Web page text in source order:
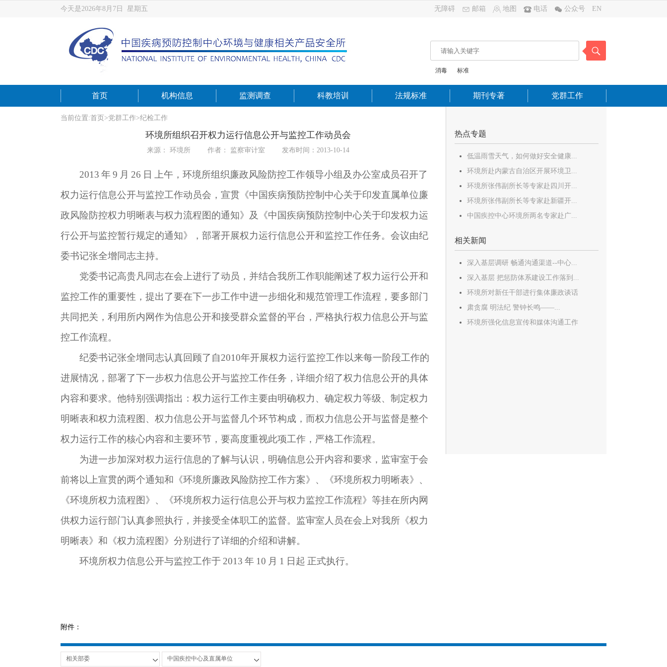
今天是2026年8月7日 星期五 无障碍 邮箱 地图 电话 公众号 EN
消毒 标准
首页 机构信息 监测调查 科教培训 法规标准 期刊专著 党群工作
当前位置:首页 >党群工作>纪检工作
环境所组织召开权力运行信息公开与监控工作动员会
来源： 环境所 作者： 监察审计室 发布时间：2013-10-14
2013 年9 月 26 日
上午，环境所组织廉政风险防控工作领导小组及办公室成员召开了
权力运行信息公开与监控工作动员会，宣贯《中国疾病预防控制中心关于印发直属单位廉
政风险防控权力明晰表与权力流程图的通知》及《中国疾病预防控制中心关于印发权力运
行公开与监控暂行规定的通知》，部署开展权力运行信息公开和监控工作任务。会议由纪
委书记张全增同志主持。
党委书记高贵凡同志在会上进行了动员，并结合我所工作职能阐述了权力运行公开和
监控工作的重要性，提出了要在下一步工作中进一步细化和规范管理工作流程，要多部门
共同把关，利用所内网作为信息公开和接受群众监督的平台，严格执行权力信息公开与监
控工作流程。
纪委书记张全增同志认真回顾了自2010年开展权力运行监控工作以来每一阶段工作的
进展情况，部署了下一步权力信息公开与监控工作任务，详细介绍了权力信息公开的具体
内容和要求。他特别强调指出：权力运行工作主要由明确权力、确定权力等级、制定权力
明晰表和权力流程图、权力信息公开与监督几个环节构成，而权力信息公开与监督是整个
权力运行工作的核心内容和主要环节，要高度重视此项工作，严格工作流程。
为进一步加深对权力运行信息的了解与认识，明确信息公开内容和要求，监审室于会
前将以上宣贯的两个通知和《环境所廉政风险防控工作方案》、《环境所权力明晰表》、
《环境所权力流程图》、《环境所权力运行信息公开与权力监控工作流程》等挂在所内网
供权力运行部门认真参照执行，并接受全体职工的监督。监审室人员在会上对我所《权力
明晰表》和《权力流程图》分别进行了详细的介绍和讲解。
环境所权力信息公开与监控工作于 2013 年 10 月 1 日起 正式执行。
附件：
热点专题
低温雨雪天气，如何做好安全健康...
环境所赴内蒙古自治区开展环境卫...
环境所张伟副所长等专家赴四川开...
环境所张伟副所长等专家赴新疆开...
中国疾控中心环境所两名专家赴广...
相关新闻
深入基层调研 畅通沟通渠道--中心...
深入基层 把惩防体系建设工作落到...
环境所对新任干部进行集体廉政谈话
肃贪腐 明法纪 警钟长鸣——...
环境所强化信息宣传和媒体沟通工作